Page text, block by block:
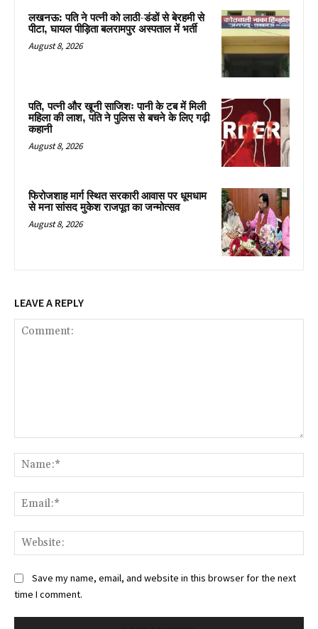
लखनऊ: पति ने पत्नी को लाठी-डंडों से बेरहमी से
पीटा, घायल पीड़िता बलरामपुर अस्पताल में भर्ती
August 8, 2026
पति, पत्नी और खूनी साजिशः पानी के टब में मिली
महिला की लाश, पति ने पुलिस से बचने के लिए गढ़ी
कहानी
August 8, 2026
फिरोजशाह मार्ग स्थित सरकारी आवास पर धूमधाम
से मना सांसद मुकेश राजपूत का जन्मोत्सव
August 8, 2026
LEAVE A REPLY
Save my name, email, and website in this browser for the next
time I comment.